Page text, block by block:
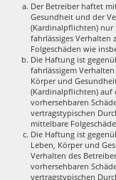
Der Betreiber haftet
Gesundheit und der
(Kardinalpflichten) nur
fahrlässiges
Folgeschäden wie
Die Haftung ist
fahrlässigem
Körper und
(Kardinalpflichten) auf
vorhersehbaren
vertragstypischen
mittelbare
Die Haftung ist
Leben, Körper und
Verhalten des
vorhersehbaren
vertragstypischen